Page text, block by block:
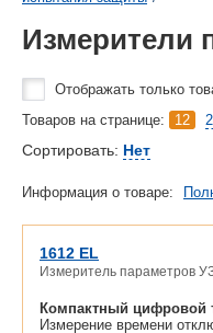
Измерители
Отображать только
Товаров на странице:
12
Сортировать: Нет
Информация о товаре:
1612 EL
Измеритель параметров
Компактный цифровой
Измерение времени